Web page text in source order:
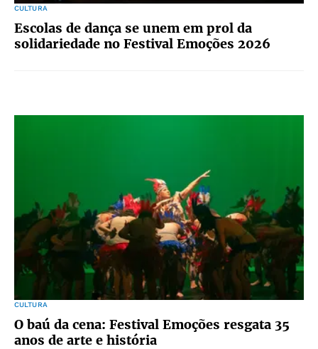
CULTURA
Escolas de dança se unem em prol da
solidariedade no Festival Emoções 2026
CULTURA
O baú da cena: Festival Emoções resgata 35
anos de arte e história